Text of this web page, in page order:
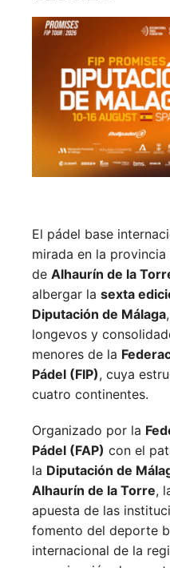
El pádel base
mirada en la
de Alhaurín de la
albergar la sexta
Diputación de Málaga
longevos y
menores de la
Pádel (FIP), cuya
cuatro continentes.
Organizado por la
Pádel (FAP) con el
la Diputación de
Alhaurín de la Torre,
apuesta de las
fomento del deporte
internacional de la